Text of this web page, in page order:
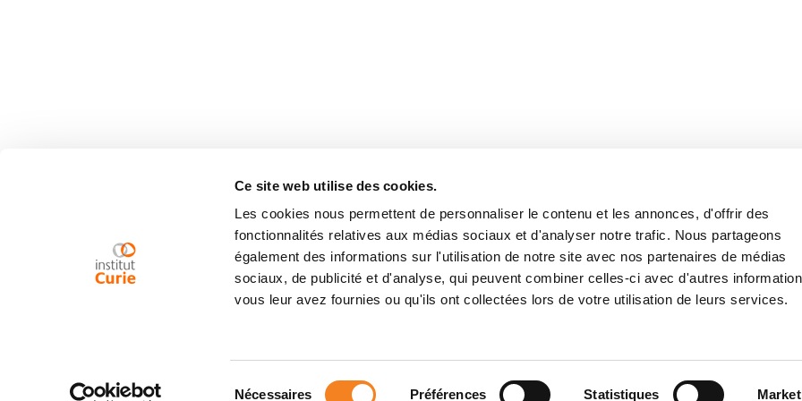
Ce site web utilise des cookies.
Les cookies nous permettent de personnaliser le contenu et les annonces, d'offrir des
fonctionnalités relatives aux médias sociaux et d'analyser notre trafic. Nous partageons
également des informations sur l'utilisation de notre site avec nos partenaires de médias
sociaux, de publicité et d'analyse, qui peuvent combiner celles-ci avec d'autres
vous leur avez fournies ou qu'ils ont collectées lors de votre utilisation de leurs services.
Nécessaires Préférences Statistiques
Mentions légales